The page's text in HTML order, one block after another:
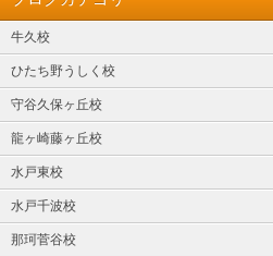
牛久校
ひたち野うしく校
守谷久保ヶ丘校
龍ヶ崎藤ヶ丘校
水戸東校
水戸千波校
那珂菅谷校